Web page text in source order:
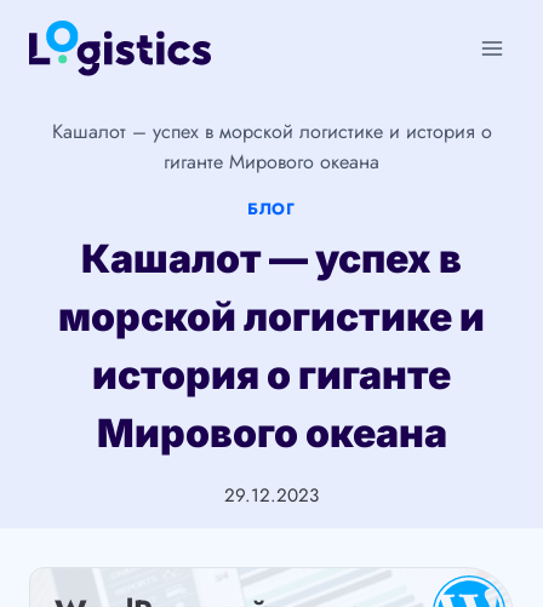
Перейти
Кашалот – успех в морской логистике и история о
гиганте Мирового океана
БЛОГ
Кашалот — успех в
морской логистике и
история о гиганте
Мирового океана
29.12.2023